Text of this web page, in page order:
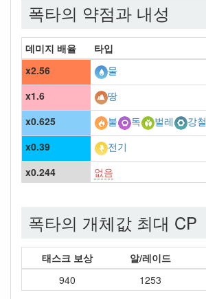
폭타의 약점과 내성
데미지 배율
타입
x2.56
물
x1.6
땅
x0.625
불 독 벌레 강철
x0.39
전기
x0.244
없음
폭타의 개체값 최대 CP
태스크 보상 알/레이드
940
1253